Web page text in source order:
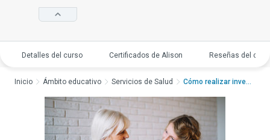
Detalles del curso Certificados de Alison Reseñas del
Inicio Ámbito educativo Servicios de Salud Cómo realizar invest...